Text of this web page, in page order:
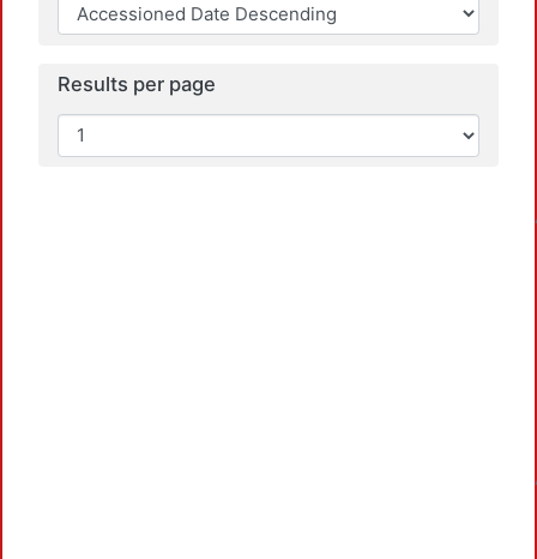
Results per page